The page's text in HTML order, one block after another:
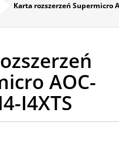
Karta rozszerzeń Supermicro
AOC-
I4XTS